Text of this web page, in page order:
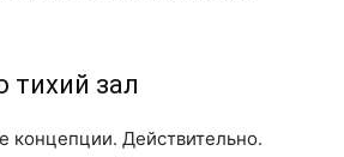
тихий зал
концепции. Действительно.